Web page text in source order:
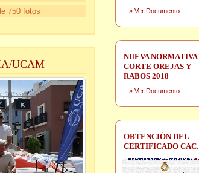
750 fotos
UCAM
» Ver Documento
NUEVA NORMATIVA
CORTE OREJAS Y
RABOS 2018
» Ver Documento
OBTENCIÓN DEL
CERTIFICADO CAC.